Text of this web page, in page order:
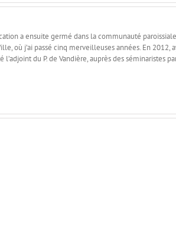
a ensuite germé dans la communauté
où j’ai passé cinq merveilleuses années. En
du P. de Vandière, auprès des